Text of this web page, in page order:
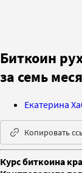
Биткоин
за семь
Екатерина
Копировать
Курс биткоина